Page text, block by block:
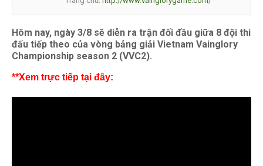
Hôm nay, ngày 3/8 sẽ diễn ra trận đối đầu giữa 8 đội thi
đấu tiếp theo của vòng bảng giải Vietnam Vainglory
Championship season 2 (VVC2).
**Xem trực tiếp tại đây: